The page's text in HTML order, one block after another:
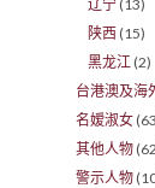
辽宁 (13)
陕西 (15)
黑龙江 (2)
台港澳及海
名嫒淑女
其他人物
警示人物